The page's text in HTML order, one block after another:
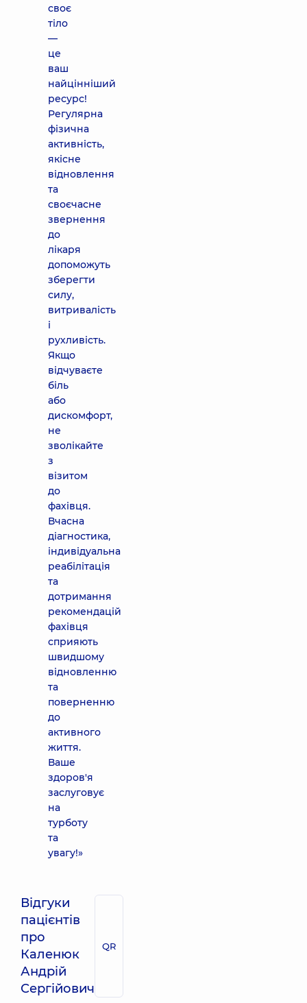
своє
тіло
—
це
ваш
найцінніший
ресурс!
Регулярна
фізична
активність,
якісне
відновлення
та
своєчасне
звернення
до
лікаря
допоможуть
зберегти
силу,
витривалість
і
рухливість.
Якщо
відчуваєте
біль
або
дискомфорт,
не
зволікайте
з
візитом
до
фахівця.
Вчасна
діагностика,
індивідуальна
реабілітація
та
дотримання
рекомендацій
фахівця
сприяють
швидшому
відновленню
та
поверненню
до
активного
життя.
Ваше
здоров'я
заслуговує
на
турботу
та
увагу!»
Відгуки
пацієнтів
про
Каленюк
Андрій
Сергійович
QR